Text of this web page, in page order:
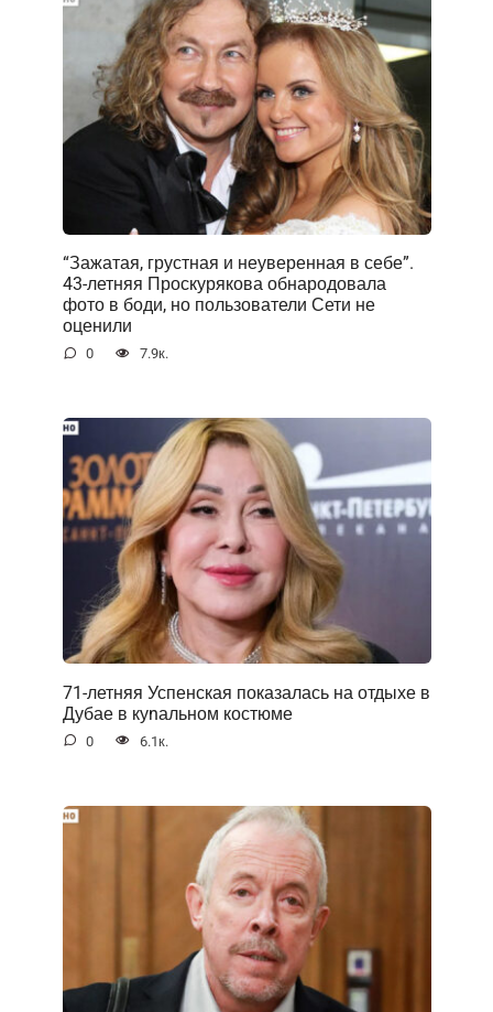
“Зажатая, грустная и неуверенная в себе”.
43-летняя Проскурякова обнародовала
фото в боди, но пользователи Сети не
оценили
0 7.9к.
71-летняя Успенская показалась на отдыхе в
Дубае в куnальном костюме
0 6.1к.